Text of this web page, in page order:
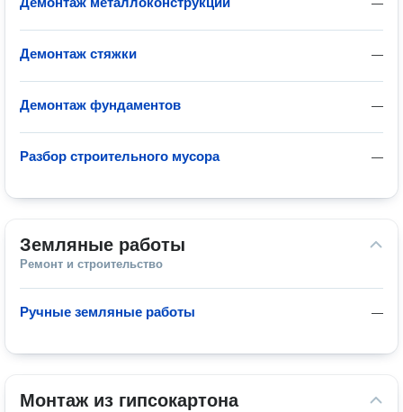
—
—
Демонтаж стяжки
—
Демонтаж фундаментов
—
Разбор строительного мусора
Земляные работы
Ремонт и строительство
—
Ручные земляные работы
Монтаж из гипсокартона